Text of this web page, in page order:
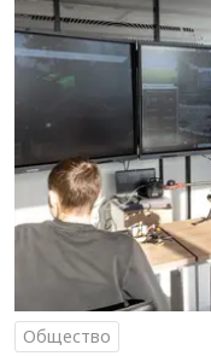
Общество